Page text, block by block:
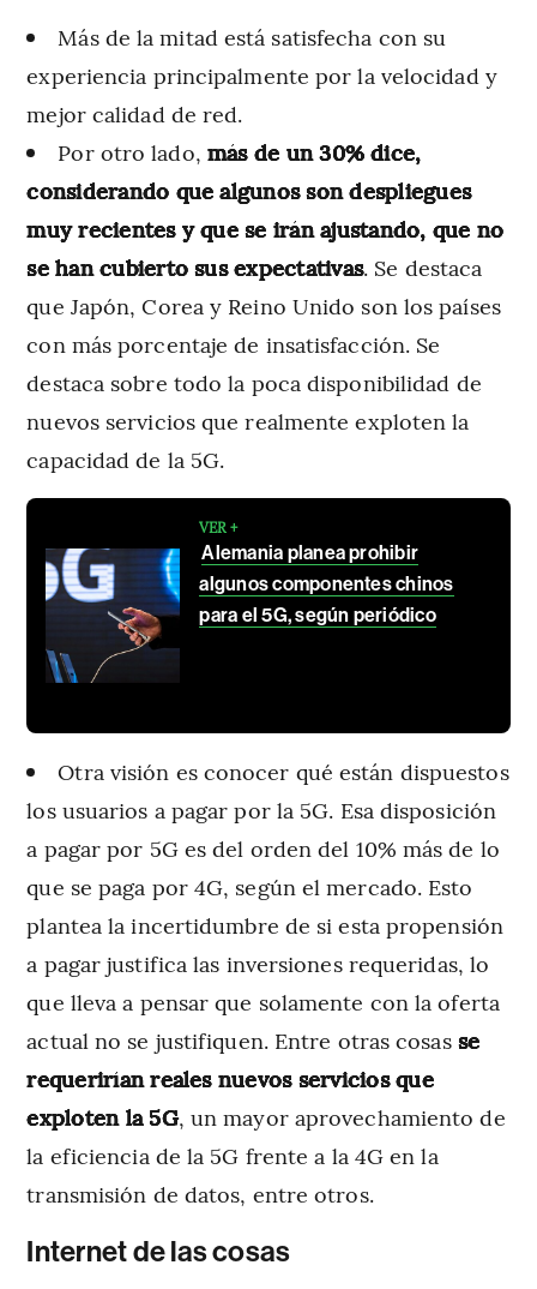
Más de la mitad está satisfecha con su
experiencia principalmente por la velocidad y
mejor calidad de red.
Por otro lado, más de un 30% dice,
considerando que algunos son despliegues
muy recientes y que se irán ajustando, que no
se han cubierto sus expectativas. Se destaca
que Japón, Corea y Reino Unido son los países
con más porcentaje de insatisfacción. Se
destaca sobre todo la poca disponibilidad de
nuevos servicios que realmente exploten la
capacidad de la 5G.
VER +
Alemania planea prohibir
algunos componentes chinos
para el 5G, según periódico
Otra visión es conocer qué están dispuestos
los usuarios a pagar por la 5G. Esa disposición
a pagar por 5G es del orden del 10% más de lo
que se paga por 4G, según el mercado. Esto
plantea la incertidumbre de si esta propensión
a pagar justifica las inversiones requeridas, lo
que lleva a pensar que solamente con la oferta
actual no se justifiquen. Entre otras cosas se
requerirían reales nuevos servicios que
exploten la 5G, un mayor aprovechamiento de
la eficiencia de la 5G frente a la 4G en la
transmisión de datos, entre otros.
Internet de las cosas